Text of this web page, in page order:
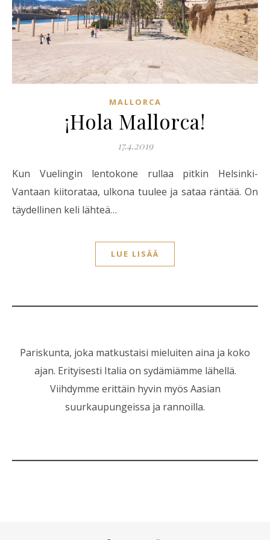
MALLORCA
¡Hola Mallorca!
17.4.2019
Kun Vuelingin lentokone rullaa pitkin Helsinki-
Vantaan kiitorataa, ulkona tuulee ja sataa räntää. On
täydellinen keli lähteä…
LUE LISÄÄ
Pariskunta, joka matkustaisi mieluiten aina ja koko
ajan. Erityisesti Italia on sydämiämme lähellä.
Viihdymme erittäin hyvin myös Aasian
suurkaupungeissa ja rannoilla.